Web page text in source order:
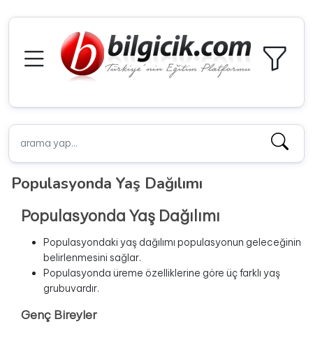
Populasyonda Yaş Dağılımı
Populasyonda Yaş Dağılımı
Populasyondaki yaş dağılımı populasyonun geleceğinin
belirlenmesini sağlar.
Populasyonda üreme özelliklerine göre üç farklı yaş
grubuvardır.
Genç Bireyler